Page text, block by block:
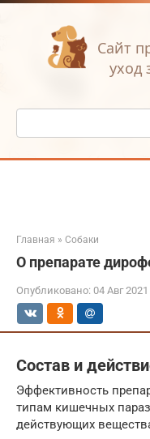
Перейти
Сайт
уход
Поиск:
Главная » Собаки
О препарате
Опубликовано: 04 Авг 2021
Состав и
Эффективность
типам кишечных
действующих